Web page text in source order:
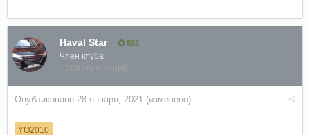
Haval Star 533
Член клуба
1 208 сообщений
Опубликовано 28 января, 2021 (изменено)
YO2010